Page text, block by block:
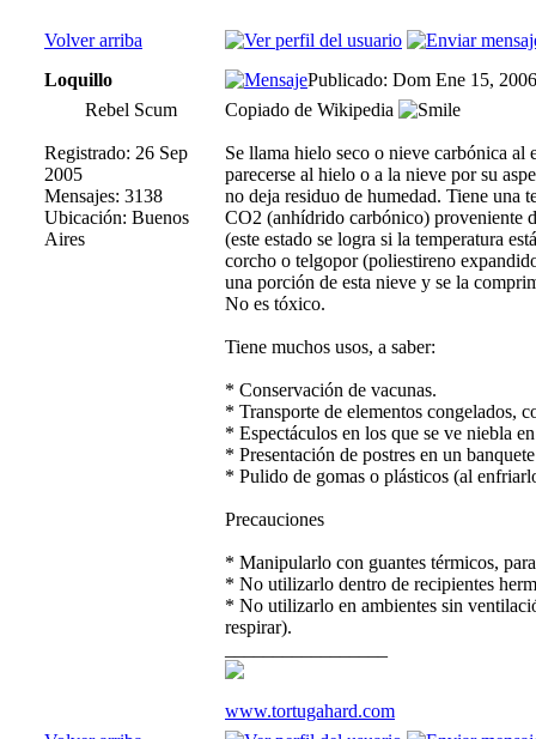
Volver arriba
Loquillo
Publicado: Dom Ene 15,
Rebel Scum
Registrado: 26 Sep
2005
Mensajes: 3138
Ubicación: Buenos
Aires
Copiado de Wikipedia
Se llama hielo seco o nieve carbónica al
parecerse al hielo o a la nieve por su
no deja residuo de humedad. Tiene una
CO2 (anhídrido carbónico) proveniente
(este estado se logra si la temperatura
corcho o telgopor (poliestireno
una porción de esta nieve y se la
No es tóxico.
Tiene muchos usos, a saber:
* Conservación de vacunas.
* Transporte de elementos congelados,
* Espectáculos en los que se ve niebla
* Presentación de postres en un
* Pulido de gomas o plásticos (al
Precauciones
* Manipularlo con guantes térmicos,
* No utilizarlo dentro de recipientes
* No utilizarlo en ambientes sin
respirar).
www.tortugahard.com